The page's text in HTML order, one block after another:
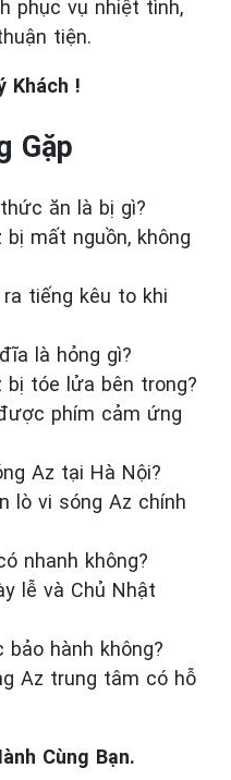
phục vụ nhiệt tình,
tiện.
Khách !
Gặp
ăn là bị gì?
mất nguồn, không
tiếng kêu to khi
là hỏng gì?
bị tóe lửa bên trong?
phím cảm ứng
Az tại Hà Nội?
lò vi sóng Az chính
nhanh không?
lễ và Chủ Nhật
hành không?
Az trung tâm có hỗ
Cùng Bạn.